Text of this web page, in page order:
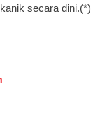
secara dini.(*)